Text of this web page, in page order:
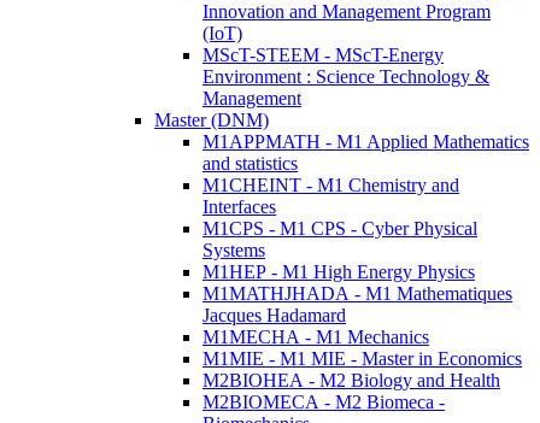
Innovation and Management Program
(IoT)
MScT-STEEM - MScT-Energy
Environment : Science Technology &
Management
Master (DNM)
M1APPMATH - M1 Applied Mathematics
and statistics
M1CHEINT - M1 Chemistry and
Interfaces
M1CPS - M1 CPS - Cyber Physical
Systems
M1HEP - M1 High Energy Physics
M1MATHJHADA - M1 Mathematiques
Jacques Hadamard
M1MECHA - M1 Mechanics
M1MIE - M1 MIE - Master in Economics
M2BIOHEA - M2 Biology and Health
M2BIOMECA - M2 Biomeca -